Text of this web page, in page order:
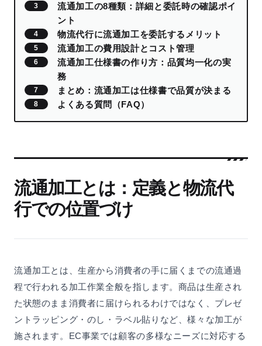
流通加工の8種類：詳細と委託時の確認ポイ
ント
物流代行に流通加工を委託するメリット
流通加工の費用設計とコスト管理
流通加工仕様書の作り方：品質均一化の実
務
まとめ：流通加工は仕様書で品質が決まる
よくある質問（FAQ）
流通加工とは：定義と物流代
行での位置づけ
流通加工とは、生産から消費者の手に届くまでの流通過
程で行われる加工作業全般を指します。商品は生産され
た状態のまま消費者に届けられるわけではなく、プレゼ
ントラッピング・のし・ラベル貼りなど、様々な加工が
施されます。EC事業では顧客の多様なニーズに対応する